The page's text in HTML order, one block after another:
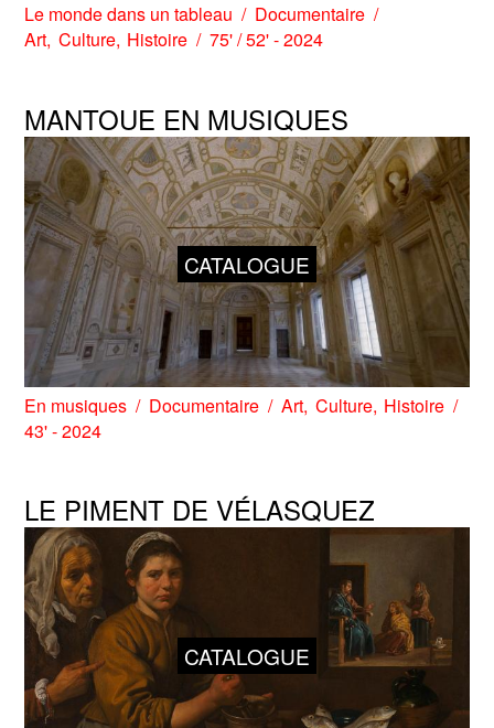
Le monde dans un tableau
Documentaire
Art Culture Histoire 75' / 52' - 2024
MANTOUE EN MUSIQUES
CATALOGUE
En musiques Documentaire Art Culture Histoire
43' - 2024
LE PIMENT DE VÉLASQUEZ
CATALOGUE